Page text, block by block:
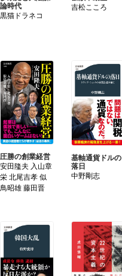
論時代
黒猫ドラネコ
吉松こころ
圧勝の創業経営
安田隆夫 入山章
栄 北尾吉孝 似
鳥昭雄 藤田晋
基軸通貨ドルの
落日
中野剛志